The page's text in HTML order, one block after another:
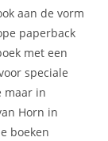
aan de vorm
paperback
met een
speciale
maar in
Horn in
boeken